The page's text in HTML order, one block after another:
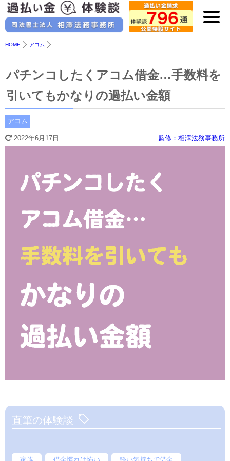
HOME アコム
パチンコしたくアコム借金…手数料を
引いてもかなりの過払い金額
アコム
2022年6月17日 監修：相澤法務事務所
直筆の体験談